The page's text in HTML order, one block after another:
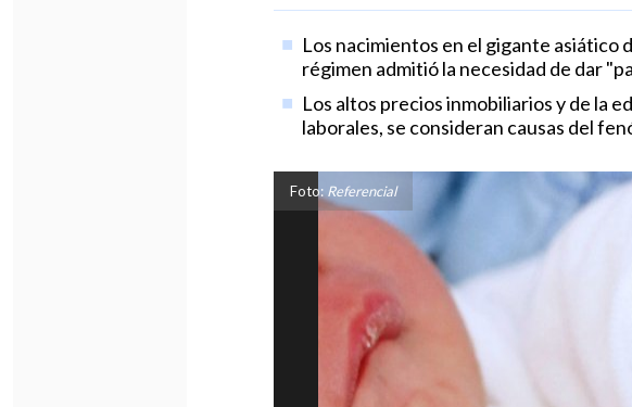
Los nacimientos en el gigante
régimen admitió la necesidad de dar
Los altos precios inmobiliarios y de la
laborales, se consideran causas del
Foto: Referencial